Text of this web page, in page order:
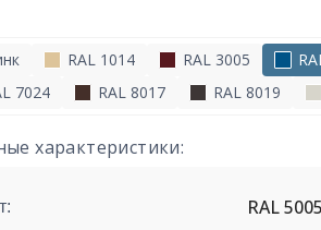
RAL 1014 RAL 3005
7024
RAL 8017 RAL 8019
характеристики:
RAL 5005